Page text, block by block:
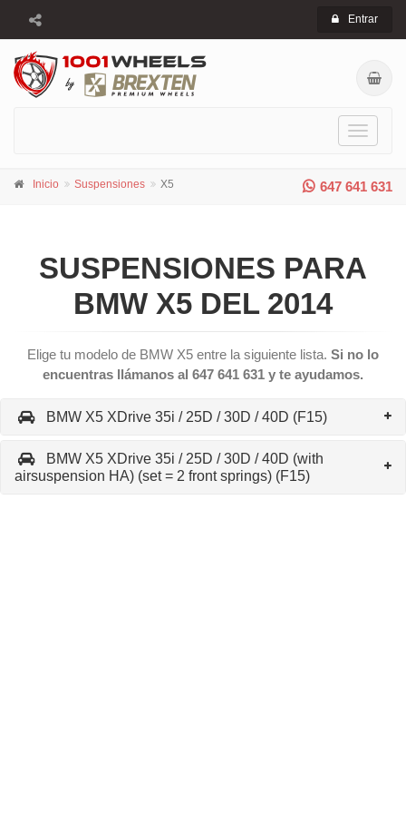
Entrar
Toggle
647 641 631
Inicio Suspensiones X5
SUSPENSIONES PARA
BMW X5 DEL 2014
Elige tu modelo de BMW X5 entre la siguiente lista. Si no lo
encuentras llámanos al 647 641 631 y te ayudamos.
BMW X5 XDrive 35i / 25D / 30D / 40D (F15)
BMW X5 XDrive 35i / 25D / 30D / 40D (with
airsuspension HA) (set = 2 front springs) (F15)